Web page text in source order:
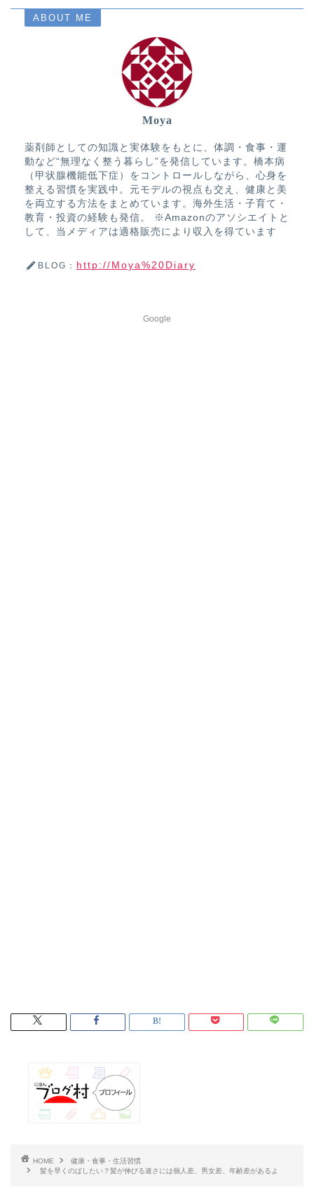
ABOUT ME
Moya
薬剤師としての知識と実体験をもとに、体調・食事・運
動など“無理なく整う暮らし”を発信しています。橋本病
（甲状腺機能低下症）をコントロールしながら、心身を
整える習慣を実践中。元モデルの視点も交え、健康と美
を両立する方法をまとめています。海外生活・子育て・
教育・投資の経験も発信。 ※Amazonのアソシエイトと
して、当メディアは適格販売により収入を得ています
BLOG： http://Moya%20Diary
Google
HOME
健康・食事・生活習慣
髪を早くのばしたい？髪が伸びる速さには個人差、男女差、年齢差があるよ